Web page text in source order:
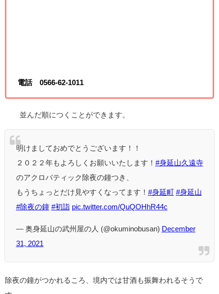
電話 0566-62-1011
並んだ順につくことができます。
明けましておめでとうございます！！
２０２２年もよろしくお願いいたします！ #身延山久遠寺
のアクロバティック除夜の鐘つき、
もうちょっとだけ見やすくなってます！ #身延町 #身延山
#除夜の鐘 #初詣 pic.twitter.com/QuQOHhR44c
— 奥身延山の武州屋の人 (@okuminobusan) December
31, 2021
除夜の鐘がつかれるころ、境内では甘酒も振舞われるそうで